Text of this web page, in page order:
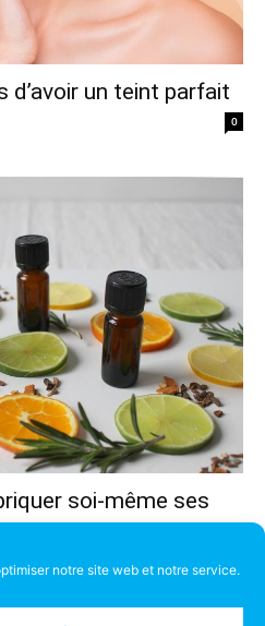
notre site web et notre service.
d’avoir un teint parfait
0
soi-même ses